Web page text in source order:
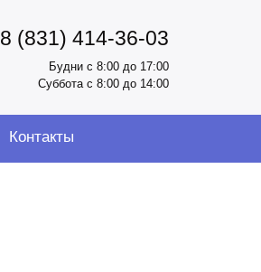
8 (831) 414-36-03
Будни с 8:00 до 17:00
Суббота с 8:00 до 14:00
Контакты